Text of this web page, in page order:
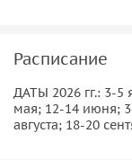
г. Нижний Тагил
горнозаводских
Расписание
ДАТЫ 2026 гг.: 3-5
мая; 12-14 июня;
августа; 18-20